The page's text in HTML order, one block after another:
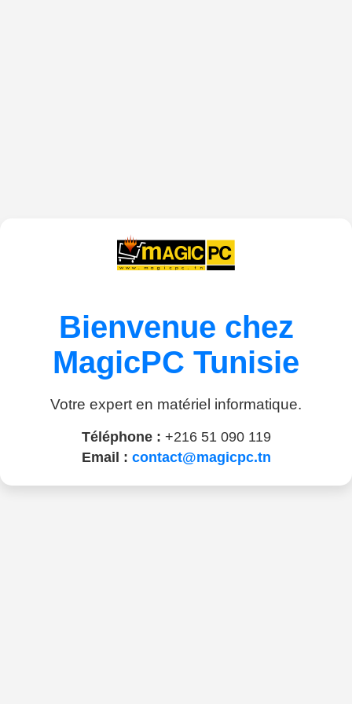
Bienvenue chez
MagicPC Tunisie
Votre expert en matériel informatique.
Téléphone : +216 51 090 119
Email : contact@magicpc.tn